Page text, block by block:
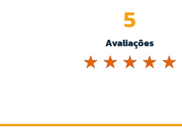
Avaliações
5
☆ ☆ ☆ ☆ ☆